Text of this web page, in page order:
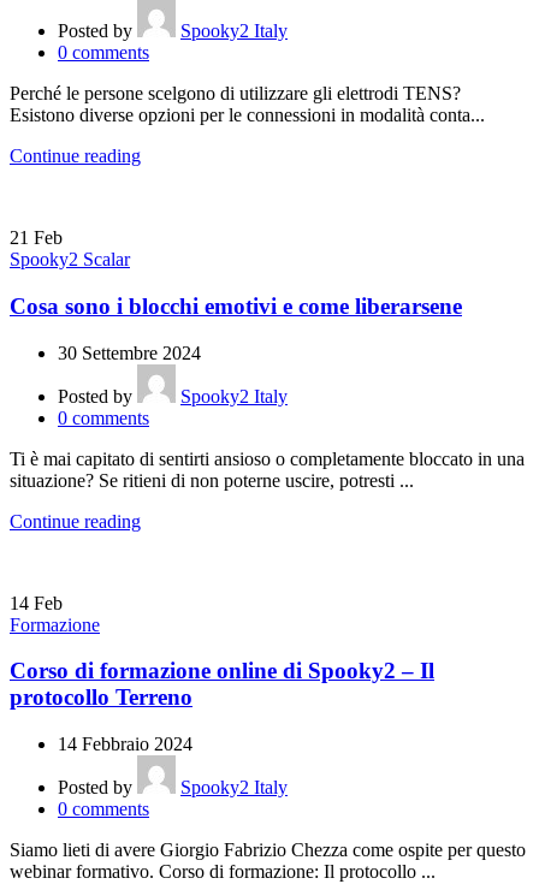
Posted by
Spooky2 Italy
0 comments
Perché le persone scelgono di utilizzare gli elettrodi TENS?
Esistono diverse opzioni per le connessioni in modalità conta...
Continue reading
21 Feb
Spooky2 Scalar
Cosa sono i blocchi emotivi e come liberarsene
30 Settembre 2024
Posted by
Spooky2 Italy
0 comments
Ti è mai capitato di sentirti ansioso o completamente bloccato in una
situazione? Se ritieni di non poterne uscire, potresti ...
Continue reading
14 Feb
Formazione
Corso di formazione online di Spooky2 – Il
protocollo Terreno
14 Febbraio 2024
Posted by
Spooky2 Italy
0 comments
Siamo lieti di avere Giorgio Fabrizio Chezza come ospite per questo
webinar formativo. Corso di formazione: Il protocollo ...